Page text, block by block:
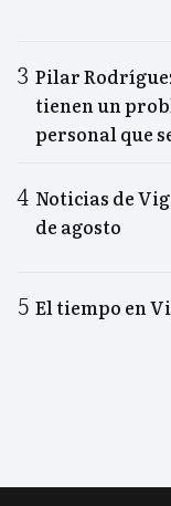
Pilar
tienen un
personal que
Noticias de
de agosto
El tiempo en